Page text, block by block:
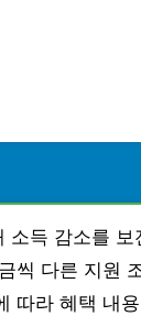
득 감소를
씩 다른 지원
따라 혜택 내